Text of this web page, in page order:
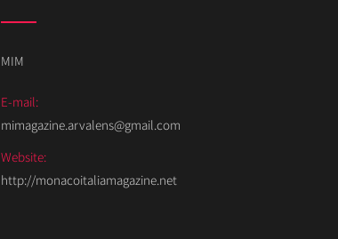
MIM
E-mail:
mimagazine.arvalens@gmail.com
Website:
http://monacoitaliamagazine.net